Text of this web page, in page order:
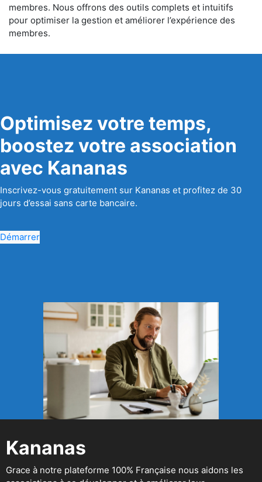
membres. Nous offrons des outils complets et intuitifs
pour optimiser la gestion et améliorer l’expérience des
membres.
Optimisez votre temps,
boostez votre association
avec Kananas
Inscrivez-vous gratuitement sur Kananas et profitez de 30
jours d’essai sans carte bancaire.
Démarrer
Kananas
Grace à notre plateforme 100% Française nous aidons les